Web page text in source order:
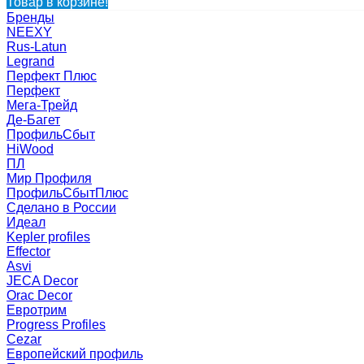
Бренды
NEEXY
Rus-Latun
Legrand
Перфект Плюс
Перфект
Мега-Трейд
Де-Багет
ПрофильСбыт
HiWood
ПЛ
Мир Профиля
ПрофильСбытПлюс
Сделано в России
Идеал
Kepler profiles
Effector
Asvi
JECA Decor
Orac Decor
Евротрим
Progress Profiles
Cezar
Европейский профиль